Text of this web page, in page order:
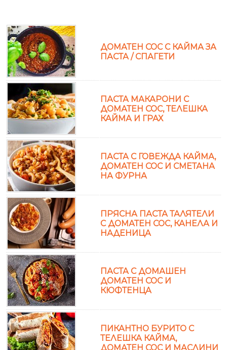
ДОМАТЕН СОС С КАЙМА ЗА
ПАСТА / СПАГЕТИ
ПАСТА МАКАРОНИ С
ДОМАТЕН СОС, ТЕЛЕШКА
КАЙМА И ГРАХ
ПАСТА С ГОВЕЖДА КАЙМА,
ДОМАТЕН СОС И СМЕТАНА
НА ФУРНА
ПРЯСНА ПАСТА ТАЛЯТЕЛИ
С ДОМАТЕН СОС, КАНЕЛА И
НАДЕНИЦА
ПАСТА С ДОМАШЕН
ДОМАТЕН СОС И
КЮФТЕНЦА
ПИКАНТНО БУРИТО С
ТЕЛЕШКА КАЙМА,
ДОМАТЕН СОС И МАСЛИНИ